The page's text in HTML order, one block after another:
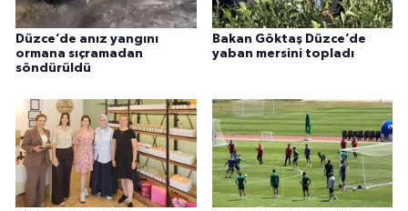
Düzce’de anız yangını
ormana sıçramadan
söndürüldü
Bakan Göktaş Düzce’de
yaban mersini topladı